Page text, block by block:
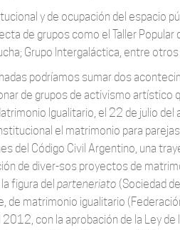
y de ocupación del espacio
de grupos como el Taller Popular
Grupo Intergaláctica, entre
podríamos sumar dos
de grupos de activismo
Igualitario, el 22 de julio
el matrimonio para
del Código Civil Argentino, una
de diver-sos proyectos de
figura del parteneriato (Sociedad
de matrimonio igualitario
con la aprobación de la Ley